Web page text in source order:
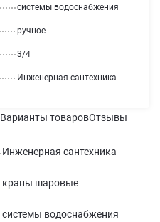
Инженерная сантехника
системы водоснабжения
ручное
3/4
Варианты товаровОтзывы
Инженерная сантехника
краны шаровые
системы водоснабжения